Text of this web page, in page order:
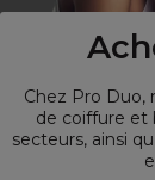
Chez Pro Duo,
de coiffure et
secteurs, ainsi